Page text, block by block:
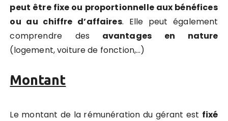
peut être fixe ou proportionnelle aux bénéfices
ou au chiffre d’affaires. Elle peut également
comprendre des avantages en nature
(logement, voiture de fonction,…)
Montant
Le montant de la rémunération du gérant est fixé